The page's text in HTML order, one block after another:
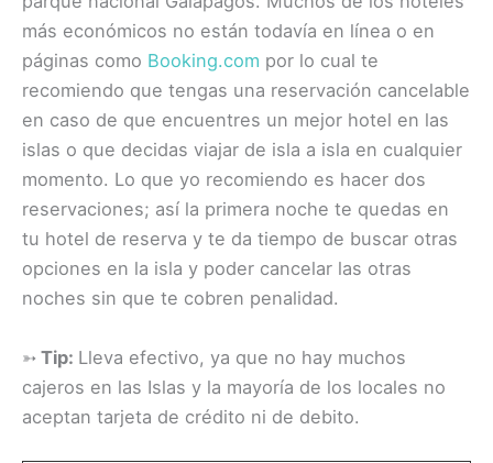
más económicos no están todavía en línea o en
páginas como Booking.com por lo cual te
recomiendo que tengas una reservación cancelable
en caso de que encuentres un mejor hotel en las
islas o que decidas viajar de isla a isla en cualquier
momento. Lo que yo recomiendo es hacer dos
reservaciones; así la primera noche te quedas en
tu hotel de reserva y te da tiempo de buscar otras
opciones en la isla y poder cancelar las otras
noches sin que te cobren penalidad.
➳ Tip: Lleva efectivo, ya que no hay muchos
cajeros en las Islas y la mayoría de los locales no
aceptan tarjeta de crédito ni de debito.